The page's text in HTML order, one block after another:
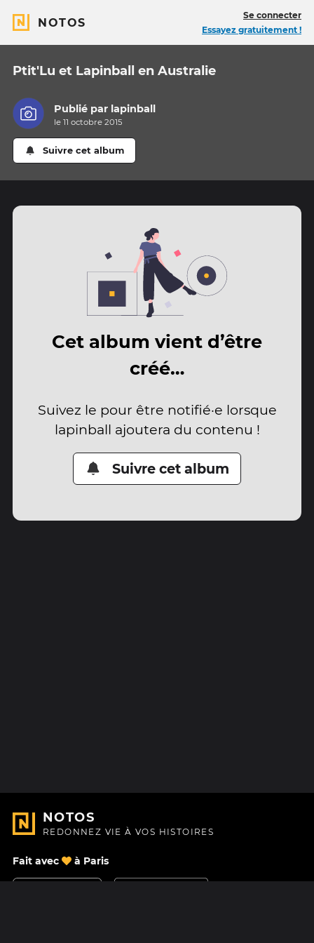
NOTOS
Se connecter
Essayez gratuitement !
Ptit'Lu et Lapinball en Australie
Publié par lapinball
le 11 octobre 2015
Suivre cet album
Cet album vient d’être
créé…
Suivez le pour être notifié·e lorsque
lapinball ajoutera du contenu !
Suivre cet album
NOTOS
REDONNEZ VIE À VOS HISTOIRES
Fait avec à Paris